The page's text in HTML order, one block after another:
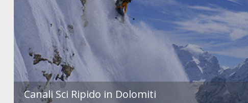
Canali Sci Ripido in Dolomiti